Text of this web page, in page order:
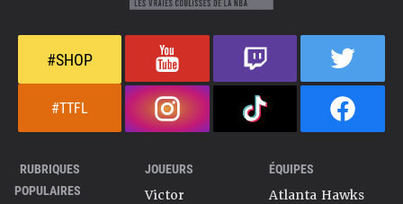
#SHOP
#TTFL
RUBRIQUES
POPULAIRES
JOUEURS
Victor
ÉQUIPES
Atlanta Hawks